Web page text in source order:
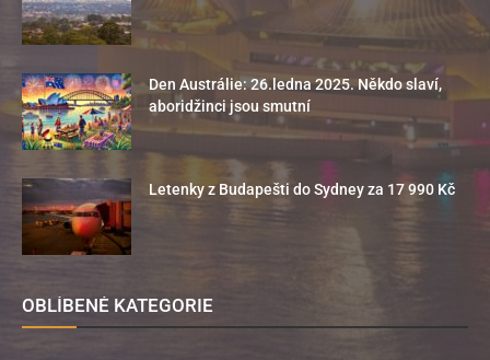
Den Austrálie: 26.ledna 2025. Někdo slaví,
aboridžinci jsou smutní
Letenky z Budapešti do Sydney za 17 990 Kč
OBLÍBENÉ KATEGORIE